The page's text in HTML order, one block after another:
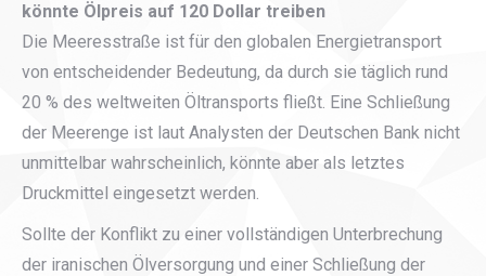
könnte Ölpreis auf 120 Dollar treiben
Die Meeresstraße ist für den globalen Energietransport
von entscheidender Bedeutung, da durch sie täglich rund
20 % des weltweiten Öltransports fließt. Eine Schließung
der Meerenge ist laut Analysten der Deutschen Bank nicht
unmittelbar wahrscheinlich, könnte aber als letztes
Druckmittel eingesetzt werden.
Sollte der Konflikt zu einer vollständigen Unterbrechung
der iranischen Ölversorgung und einer Schließung der